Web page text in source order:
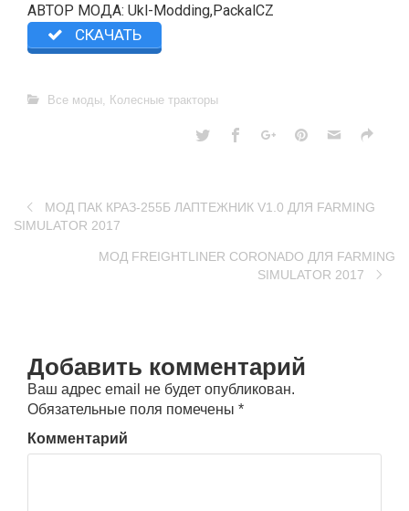
АВТОР МОДА: Ukl-Modding,PackalCZ
СКАЧАТЬ
Все моды, Колесные тракторы
МОД ПАК КРАЗ-255Б ЛАПТЕЖНИК V1.0 ДЛЯ FARMING
SIMULATOR 2017
МОД FREIGHTLINER CORONADO ДЛЯ FARMING
SIMULATOR 2017
Добавить комментарий
Ваш адрес email не будет опубликован.
Обязательные поля помечены *
Комментарий